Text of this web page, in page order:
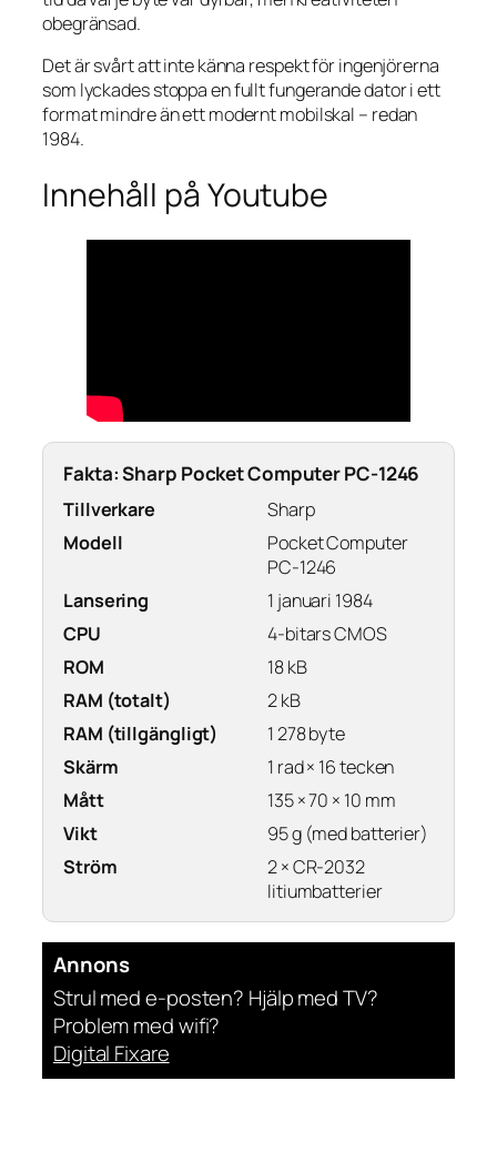
obegränsad.
Det är svårt att inte känna respekt för ingenjörerna
som lyckades stoppa en fullt fungerande dator i ett
format mindre än ett modernt mobilskal – redan
1984.
Innehåll på Youtube
Fakta: Sharp Pocket Computer PC-1246
Tillverkare
Sharp
Modell
Pocket Computer
PC-1246
Lansering
1 januari 1984
CPU
4-bitars CMOS
ROM
18 kB
RAM (totalt)
2 kB
RAM (tillgängligt)
1 278 byte
Skärm
1 rad × 16 tecken
Mått
135 × 70 × 10 mm
Vikt
95 g (med batterier)
Ström
2 × CR-2032
litiumbatterier
Annons
Strul med e-posten? Hjälp med TV?
Problem med wifi?
Digital Fixare